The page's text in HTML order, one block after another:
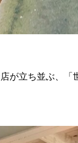
が立ち並ぶ、